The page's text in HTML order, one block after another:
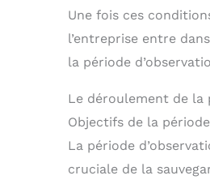
Une fois ces
l’entreprise entre
la période
Le déroulement de la
Objectifs de la
La période
cruciale de la